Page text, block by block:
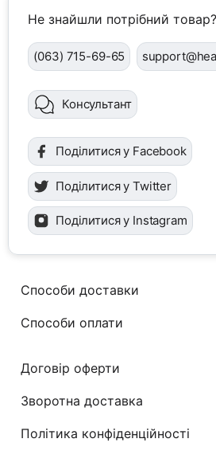
Не знайшли потрібний
(063) 715-69-65
Консультант
Поділитися у Facebook
Поділитися у Twitter
Поділитися у Instagram
Способи доставки
Способи оплати
Договір оферти
Зворотна доставка
Політика конфіденційності